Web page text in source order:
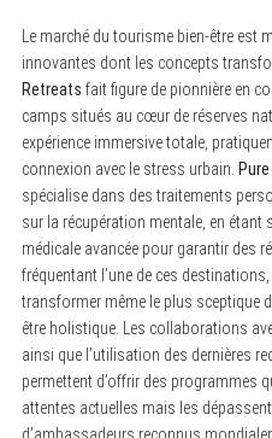
Le marché du tourisme bien-être est
innovantes dont les concepts
Retreats fait figure de pionnière en
camps situés au cœur de réserves
expérience immersive totale,
connexion avec le stress urbain.
spécialise dans des traitements
sur la récupération mentale, en étant
médicale avancée pour garantir des
fréquentant l’une de ces
transformer même le plus sceptique
être holistique. Les collaborations
ainsi que l’utilisation des dernières
permettent d’offrir des programmes
attentes actuelles mais les